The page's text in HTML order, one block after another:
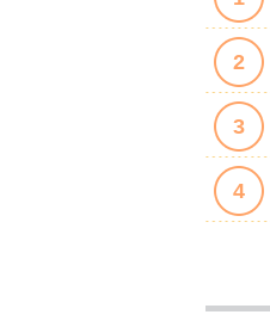
2
3
4